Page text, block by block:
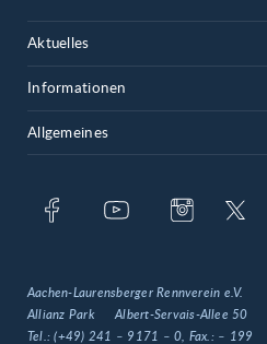
Aktuelles
Informationen
Allgemeines
Aachen-Laurensberger Rennverein e.V.
Allianz Park
Albert-Servais-Allee 50
Tel.:(+49) 241 – 9171 – 0 , Fax.: – 199